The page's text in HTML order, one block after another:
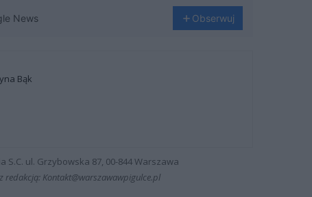
News Obserwuj
Bąk
S.C. ul. Grzybowska 87, 00-844 Warszawa
redakcją: Kontakt@warszawawpigulce.pl